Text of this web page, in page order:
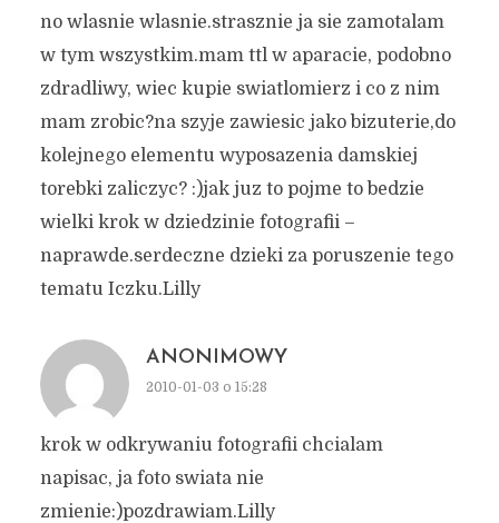
no wlasnie wlasnie.strasznie ja sie zamotalam
w tym wszystkim.mam ttl w aparacie, podobno
zdradliwy, wiec kupie swiatlomierz i co z nim
mam zrobic?na szyje zawiesic jako bizuterie,do
kolejnego elementu wyposazenia damskiej
torebki zaliczyc? :)jak juz to pojme to bedzie
wielki krok w dziedzinie fotografii –
naprawde.serdeczne dzieki za poruszenie tego
tematu Iczku.Lilly
ANONIMOWY
2010-01-03 o 15:28
krok w odkrywaniu fotografii chcialam
napisac, ja foto swiata nie
zmienie:)pozdrawiam.Lilly